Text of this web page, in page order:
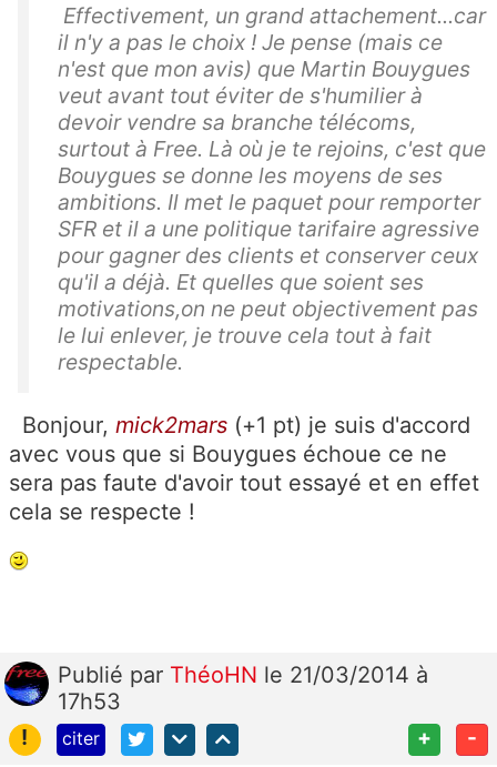
Effectivement, un grand attachement...car
il n'y a pas le choix ! Je pense (mais ce
n'est que mon avis) que Martin Bouygues
veut avant tout éviter de s'humilier à
devoir vendre sa branche télécoms,
surtout à Free. Là où je te rejoins, c'est que
Bouygues se donne les moyens de ses
ambitions. Il met le paquet pour remporter
SFR et il a une politique tarifaire agressive
pour gagner des clients et conserver ceux
qu'il a déjà. Et quelles que soient ses
motivations,on ne peut objectivement pas
le lui enlever, je trouve cela tout à fait
respectable.
Bonjour, mick2mars (+1 pt) je suis d'accord
avec vous que si Bouygues échoue ce ne
sera pas faute d'avoir tout essayé et en effet
cela se respecte !
Publié par ThéoHN le 21/03/2014 à
17h53
!
citer + -